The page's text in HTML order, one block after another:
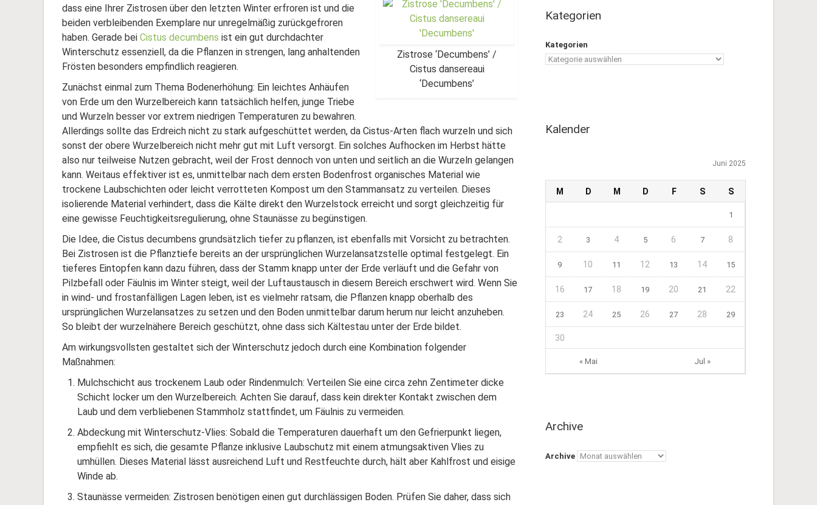
Zistrose ‘Decumbens’ /
Cistus dansereaui
‘Decumbens’
dass eine Ihrer Zistrosen über den letzten Winter erfroren ist und die
beiden verbleibenden Exemplare nur unregelmäßig zurückgefroren
haben. Gerade bei Cistus decumbens ist ein gut durchdachter
Winterschutz essenziell, da die Pflanzen in strengen, lang anhaltenden
Frösten besonders empfindlich reagieren.
Zunächst einmal zum Thema Bodenerhöhung: Ein leichtes Anhäufen
von Erde um den Wurzelbereich kann tatsächlich helfen, junge Triebe
und Wurzeln besser vor extrem niedrigen Temperaturen zu bewahren.
Allerdings sollte das Erdreich nicht zu stark aufgeschüttet werden, da Cistus-Arten flach wurzeln und sich
sonst der obere Wurzelbereich nicht mehr gut mit Luft versorgt. Ein solches Aufhocken im Herbst hätte
also nur teilweise Nutzen gebracht, weil der Frost dennoch von unten und seitlich an die Wurzeln gelangen
kann. Weitaus effektiver ist es, unmittelbar nach dem ersten Bodenfrost organisches Material wie
trockene Laubschichten oder leicht verrotteten Kompost um den Stammansatz zu verteilen. Dieses
isolierende Material verhindert, dass die Kälte direkt den Wurzelstock erreicht und sorgt gleichzeitig für
eine gewisse Feuchtigkeitsregulierung, ohne Staunässe zu begünstigen.
Die Idee, die Cistus decumbens grundsätzlich tiefer zu pflanzen, ist ebenfalls mit Vorsicht zu betrachten.
Bei Zistrosen ist die Pflanztiefe bereits an der ursprünglichen Wurzelansatzstelle optimal festgelegt. Ein
tieferes Eintopfen kann dazu führen, dass der Stamm knapp unter der Erde verläuft und die Gefahr von
Pilzbefall oder Fäulnis im Winter steigt, weil der Luftaustausch in diesem Bereich erschwert wird. Wenn Sie
in wind- und frostanfälligen Lagen leben, ist es vielmehr ratsam, die Pflanzen knapp oberhalb des
ursprünglichen Wurzelansatzes zu setzen und den Boden unmittelbar darum herum nur leicht anzuheben.
So bleibt der wurzelnähere Bereich geschützt, ohne dass sich Kältestau unter der Erde bildet.
Am wirkungsvollsten gestaltet sich der Winterschutz jedoch durch eine Kombination folgender
Maßnahmen:
Mulchschicht aus trockenem Laub oder Rindenmulch: Verteilen Sie eine circa zehn Zentimeter dicke
Schicht locker um den Wurzelbereich. Achten Sie darauf, dass kein direkter Kontakt zwischen dem
Laub und dem verbliebenen Stammholz stattfindet, um Fäulnis zu vermeiden.
Abdeckung mit Winterschutz-Vlies: Sobald die Temperaturen dauerhaft um den Gefrierpunkt liegen,
empfiehlt es sich, die gesamte Pflanze inklusive Laubschutz mit einem atmungsaktiven Vlies zu
umhüllen. Dieses Material lässt ausreichend Luft und Restfeuchte durch, hält aber Kahlfrost und eisige
Winde ab.
Staunässe vermeiden: Zistrosen benötigen einen gut durchlässigen Boden. Prüfen Sie daher, dass sich
Kategorien
Kategorien
Kalender
Juni 2025
M D M D F S S
« Mai Jul »
1
2 3 4 5 6 7 8
9 10 11 12 13 14 15
16 17 18 19 20 21 22
23 24 25 26 27 28 29
30
Archive
Archive